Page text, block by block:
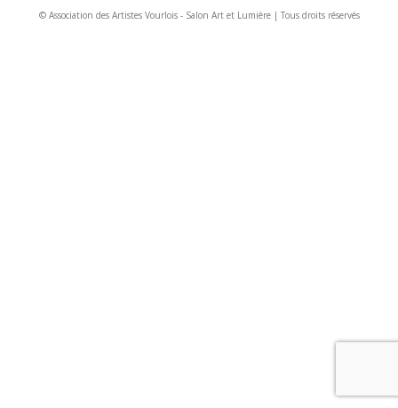
© Association des Artistes Vourlois - Salon Art et Lumière | Tous droits réservés